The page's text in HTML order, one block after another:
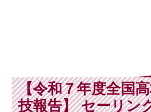
【令和７年度全国
技報告】 セーリン